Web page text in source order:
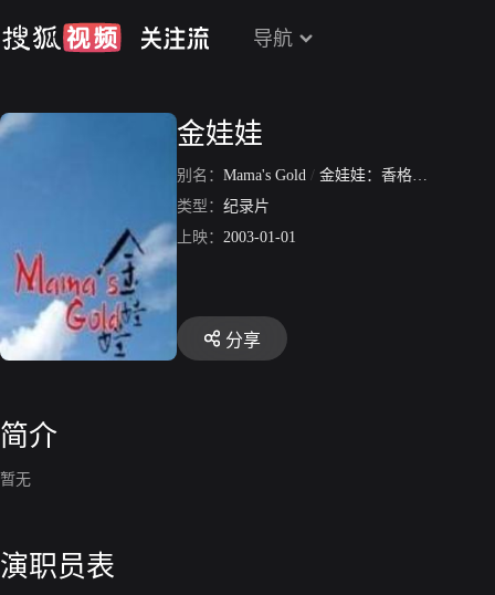
导航
金娃娃
别名： Mama's Gold / 金娃娃：香格里拉的孤儿
类型： 纪录片
上映： 2003-01-01
分享
简介
暂无
演职员表